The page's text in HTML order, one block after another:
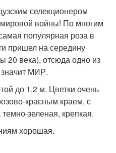
селекционером
войны! По многим
популярная роза в
пришел на середину
20 века), отсюда одно из
значит МИР.
до 1,2 м. Цветки очень
красным краем, с
зеленая, крепкая.
хорошая.